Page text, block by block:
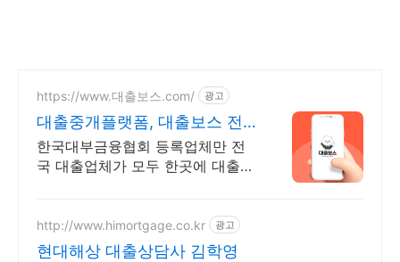
https://www.대출보스.com/ 광고
대출중개플랫폼, 대출보스 전
국 안전한 대출업체 찾기!
한국대부금융협회 등록업체만 전
국 대출업체가 모두 한곳에 대출중
대출보스에서 한 번에 찾아보세요.
http://www.himortgage.co.kr 광고
현대해상 대출상담사 김학영